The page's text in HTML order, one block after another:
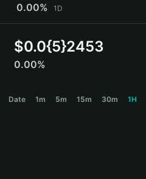
ภาษาไทย
हिन्दी
Español
Português (Brasil)
0.00%
1D
$0.0{5}2453
0.00%
Date 1m 5m 15m 30m 1H